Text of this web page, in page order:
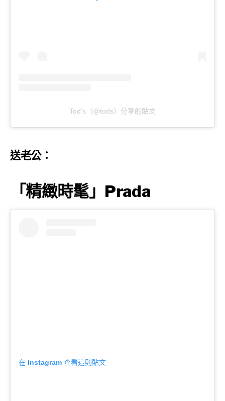
Tod’s（@tods）分享的貼文
送老公：
「精緻時髦」Prada
在 Instagram 查看這則貼文